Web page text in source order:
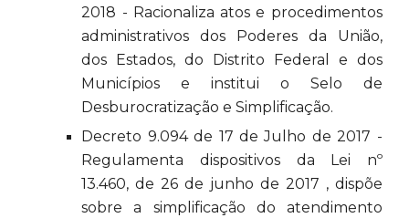
2018 - Racionaliza atos e procedimentos
administrativos dos Poderes da União,
dos Estados, do Distrito Federal e dos
Municípios e institui o Selo de
Desburocratização e Simplificação.
Decreto 9.094 de 17 de Julho de 2017 -
Regulamenta dispositivos da Lei nº
13.460, de 26 de junho de 2017 , dispõe
sobre a simplificação do atendimento